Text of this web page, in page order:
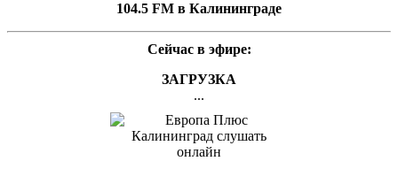
104.5 FM в Калининграде
Сейчас в эфире:
ЗАГРУЗКА
...